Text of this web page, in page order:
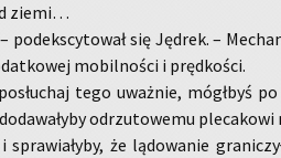
ziemi…
pod­eks­cy­to­wał się Ję­drek. –
mo­bil­no­ści i pręd­ko­ści.
tego uważ­nie, mógł­byś
od­rzu­to­we­mu
spra­wia­ły­by, że lą­do­wa­nie